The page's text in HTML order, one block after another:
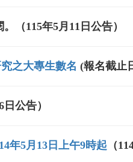
。（115年5月11日公告）
之大專生數名 (報名截止
公告）
年5月13日上午9時起 （